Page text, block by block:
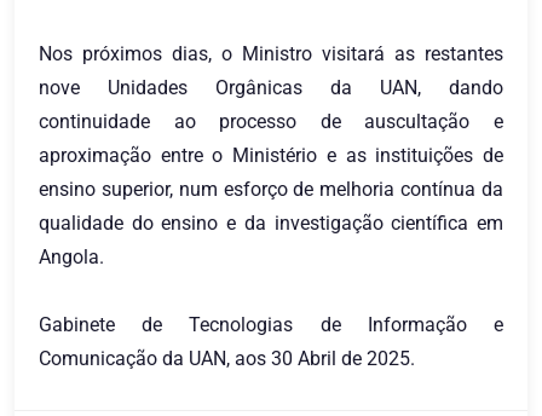
Nos próximos dias, o Ministro visitará as restantes
nove Unidades Orgânicas da UAN, dando
continuidade ao processo de auscultação e
aproximação entre o Ministério e as instituições de
ensino superior, num esforço de melhoria contínua da
qualidade do ensino e da investigação científica em
Angola.
Gabinete de Tecnologias de Informação e
Comunicação da UAN, aos 30 Abril de 2025.